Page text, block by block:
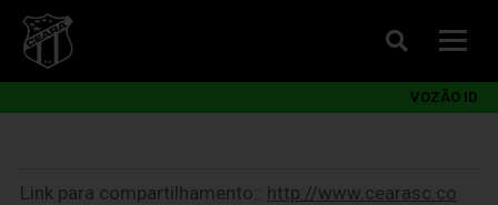
VOZÃO ID
Link para compartilhamento:: http://www.cearasc.co